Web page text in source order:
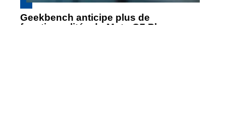
Geekbench anticipe plus de
fonctionnalités du Moto G7 Play